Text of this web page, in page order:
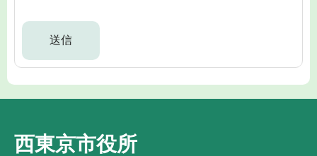
西東京市役所